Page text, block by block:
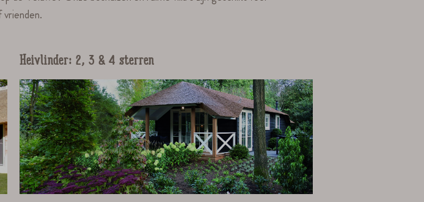
Heivlinder: 2, 3 & 4 sterren